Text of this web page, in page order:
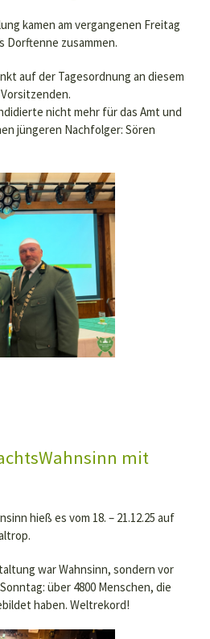
kamen am vergangenen Freitag
Dorftenne zusammen.
auf der Tagesordnung an diesem
nicht mehr für das Amt und
jüngeren Nachfolger: Sören
mit
hieß es vom 18. – 21.12.25 auf
war Wahnsinn, sondern vor
über 4800 Menschen, die
haben. Weltrekord!